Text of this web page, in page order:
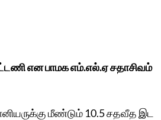
என பாமக எம்.எல்.ஏ சதாசிவம்
மீண்டும் 10.5 சதவீத இட